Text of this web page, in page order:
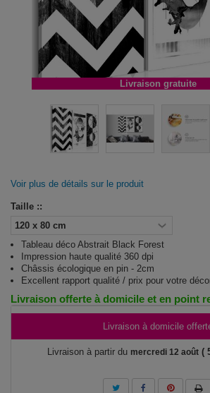
Livraison gratuite
Voir plus de détails sur le produit
Taille ::
Tableau déco Abstrait Black Forest
Impression haute qualité 360 dpi
Châssis écologique en pin - 2cm
Excellent rapport qualité / prix pour votre
Livraison offerte à domicile et en point
Livraison à domicile
Livraison à partir du mercredi 12 août (